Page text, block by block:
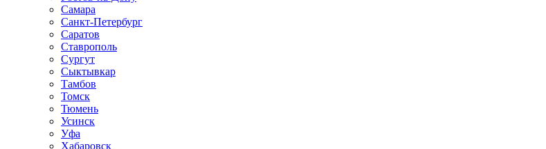
Самара
Санкт-Петербург
Саратов
Ставрополь
Сургут
Сыктывкар
Тамбов
Томск
Тюмень
Усинск
Уфа
Хабаровск